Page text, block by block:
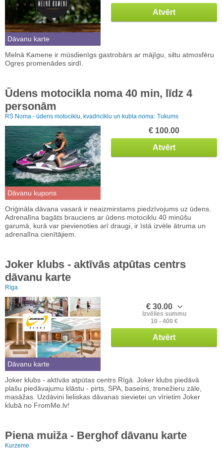
Dāvanu karte
Atvērt
Melnā Kamene ir mūsdienīgs gastrobārs ar mājīgu, siltu atmosfēru
Ogres promenādes sirdī.
Ūdens motocikla noma 40 min, līdz 4
personām
RS Noma - ūdens motociklu, kvadriciklu un kubla noma: Tukums
Dāvanu kupons
€ 100.00
Atvērt
Oriģināla dāvana vasarā ir neaizmirstams piedzīvojums uz ūdens.
Adrenalīna bagāts brauciens ar ūdens motociklu 40 minūšu
garumā, kurā var pievienoties arī draugi, ir īstā izvēle ātruma un
adrenalīna cienītājiem.
Joker klubs - aktīvās atpūtas centrs
dāvanu karte
Rīga
Dāvanu karte
€ 30.00
Izvēlies summu
10 - 400 €
Atvērt
Joker klubs - aktīvās atpūtas centrs Rīgā. Joker klubs piedāvā
plašu piedāvajumu klāstu - pirts, SPA, baseins, trenežieru zāle,
masāžas. Uzdāvini lieliskas dāvanas sievietei un vīrietim Joker
klubā no FromMe.lv!
Piena muiža - Berghof dāvanu karte
Kurzeme